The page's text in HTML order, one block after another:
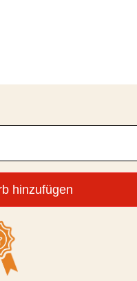
hinzufügen